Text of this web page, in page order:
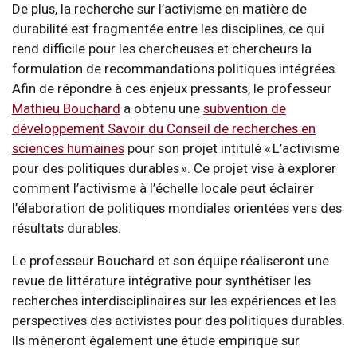
De plus, la recherche sur l’activisme en matière de
durabilité est fragmentée entre les disciplines, ce qui
rend difficile pour les chercheuses et chercheurs la
formulation de recommandations politiques intégrées.
Afin de répondre à ces enjeux pressants, le professeur
Mathieu Bouchard a obtenu une subvention de
développement Savoir du Conseil de recherches en
sciences humaines pour son projet intitulé « L’activisme
pour des politiques durables ». Ce projet vise à explorer
comment l’activisme à l’échelle locale peut éclairer
l’élaboration de politiques mondiales orientées vers des
résultats durables.
Le professeur Bouchard et son équipe réaliseront une
revue de littérature intégrative pour synthétiser les
recherches interdisciplinaires sur les expériences et les
perspectives des activistes pour des politiques durables.
Ils mèneront également une étude empirique sur